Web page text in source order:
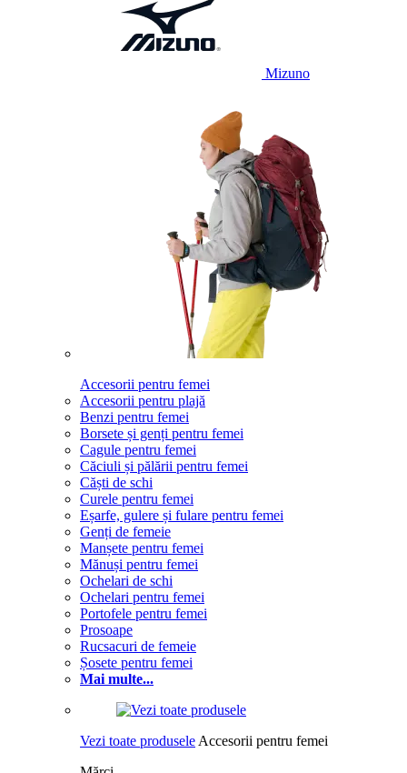
Mizuno
Accesorii pentru femei
Accesorii pentru plajă
Benzi pentru femei
Borsete și genți pentru femei
Cagule pentru femei
Căciuli și pălării pentru femei
Căști de schi
Curele pentru femei
Eșarfe, gulere și fulare pentru femei
Genți de femeie
Manșete pentru femei
Mănuși pentru femei
Ochelari de schi
Ochelari pentru femei
Portofele pentru femei
Prosoape
Rucsacuri de femeie
Șosete pentru femei
Mai multe...
Vezi toate produsele Accesorii pentru femei